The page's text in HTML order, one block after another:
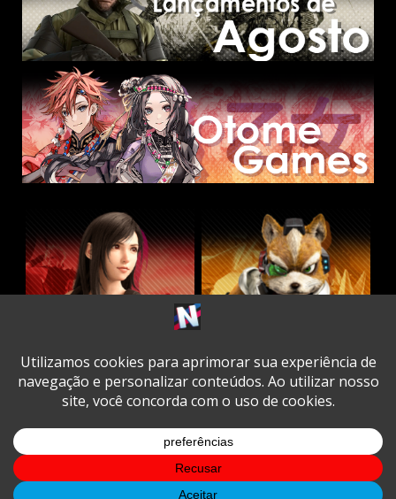
TwitterFacebook
Instagram
YoutubeSpotifyCookie
Policy
Copyright © All rights reserved.